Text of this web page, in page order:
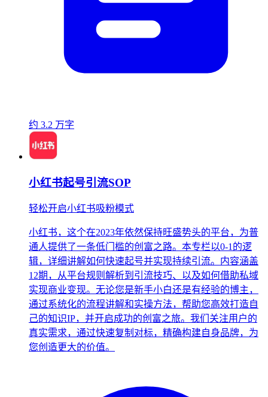
约 3.2 万字
小红书起号引流SOP
轻松开启小红书吸粉模式
小红书，这个在2023年依然保持旺盛势头的平台，为普
通人提供了一条低门槛的创富之路。本专栏以0-1的逻
辑，详细讲解如何快速起号并实现持续引流。内容涵盖
12期，从平台规则解析到引流技巧、以及如何借助私域
实现商业变现。无论您是新手小白还是有经验的博主，
通过系统化的流程讲解和实操方法，帮助您高效打造自
己的知识IP，并开启成功的创富之旅。我们关注用户的
真实需求，通过快速复制对标，精确构建自身品牌，为
您创造更大的价值。